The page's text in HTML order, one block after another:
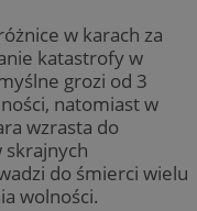
w karach za
katastrofy w
grozi od 3
natomiast w
wzrasta do
skrajnych
do śmierci wielu
wolności.